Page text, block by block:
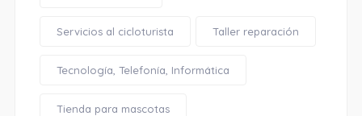
Servicios al cicloturista Taller reparación
Tecnología, Telefonía, Informática
Tienda para mascotas